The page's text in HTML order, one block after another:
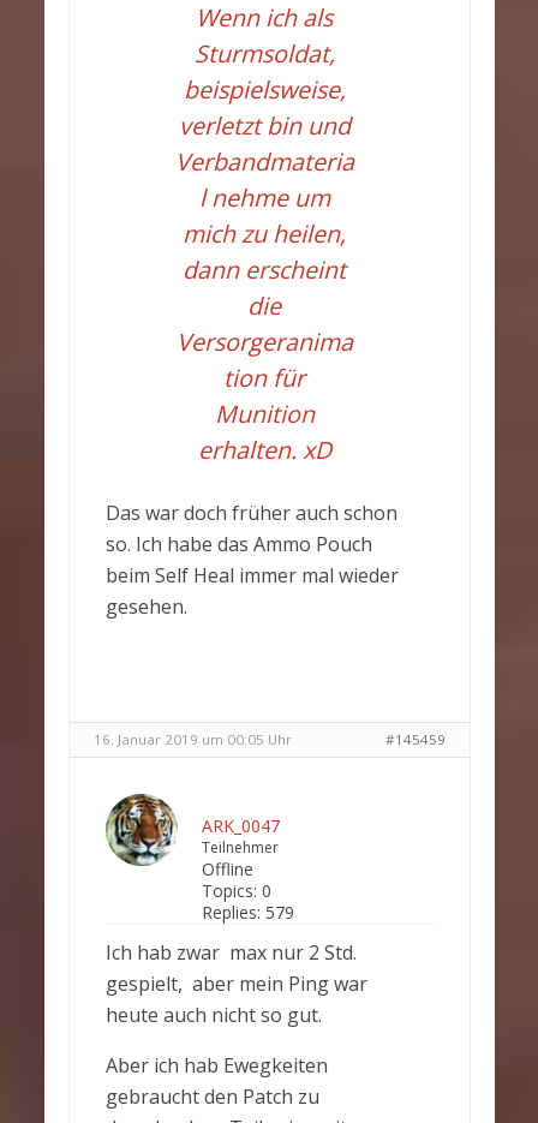
Wenn ich als
Sturmsoldat,
beispielsweise,
verletzt bin und
Verbandmateria
l nehme um
mich zu heilen,
dann erscheint
die
Versorgeranima
tion für
Munition
erhalten. xD
Das war doch früher auch schon
so. Ich habe das Ammo Pouch
beim Self Heal immer mal wieder
gesehen.
16. Januar 2019 um 00:05 Uhr #145459
ARK_0047
Teilnehmer
Offline
Topics: 0
Replies: 579
Ich hab zwar max nur 2 Std.
gespielt, aber mein Ping war
heute auch nicht so gut.
Aber ich hab Ewegkeiten
gebraucht den Patch zu